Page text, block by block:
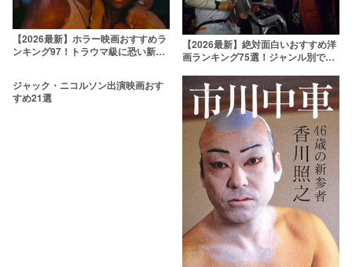
【2026最新】ホラー映画おすすめラ
ンキング97！トラウマ級に恐い新旧
【2026最新】絶対面白いおすすめ洋
画ランキング75選！ジャンル別で不
ジャック・ニコルソン出演映画おす
すめ21選